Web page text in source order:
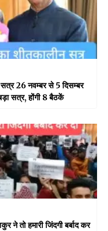
26 नवम्बर से 5 दिसम्बर
सत्र, होंगी 8 बैठकें
ने तो हमारी जिंदगी बर्बाद कर